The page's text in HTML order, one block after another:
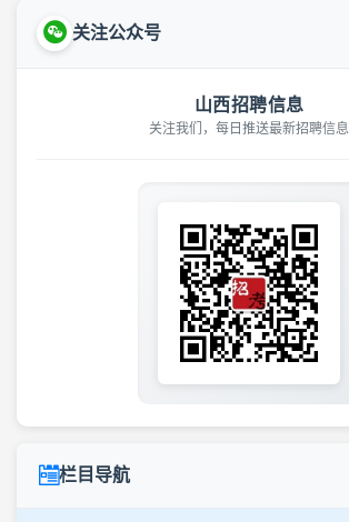
关注公众号
山西招聘信息
关注我们，每日推送最新招聘信息
栏目导航